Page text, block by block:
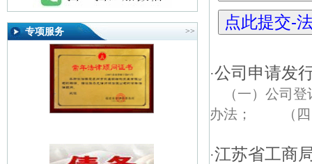
专项服务 >>
·公司申请发
（一）公
办法； （四
·江苏省工商